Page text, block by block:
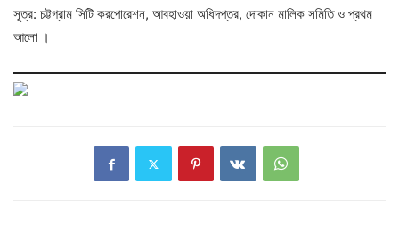
সূত্র: চট্টগ্রাম সিটি করপোরেশন, আবহাওয়া অধিদপ্তর, দোকান মালিক সমিতি ও প্রথম
আলো ।